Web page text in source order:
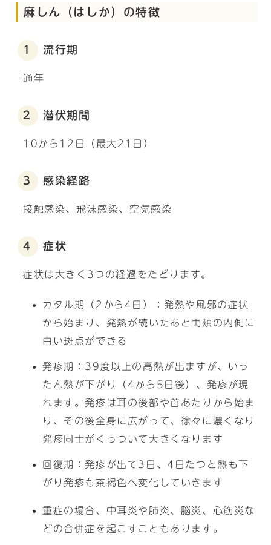
麻しん（はしか）の特徴
1 流行期
通年
2 潜伏期間
10から12日（最大21日）
3 感染経路
接触感染、飛沫感染、空気感染
4 症状
症状は大きく3つの経過をたどります。
カタル期（2から4日）：発熱や風邪の症状
から始まり、発熱が続いたあと両頬の内側に
白い斑点ができる
発疹期：39度以上の高熱が出ますが、いっ
たん熱が下がり（4から5日後）、発疹が現
れます。発疹は耳の後部や首あたりから始ま
り、その後全身に広がって、徐々に濃くなり
発疹同士がくっついて大きくなります
回復期：発疹が出て3日、4日たつと熱も下
がり発疹も茶褐色へ変化していきます
重症の場合、中耳炎や肺炎、脳炎、心筋炎な
どの合併症を起こすこともあります。